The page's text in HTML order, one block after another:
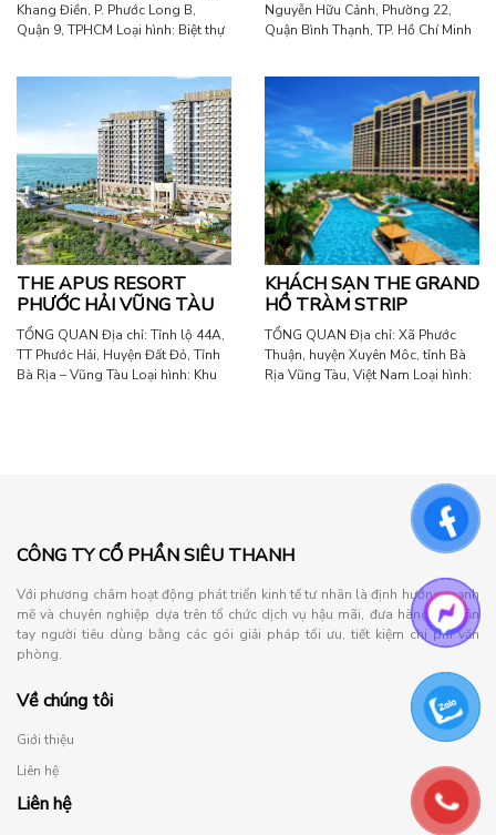
Khang Điền, P. Phước Long B,
Quận 9, TPHCM Loại hình: Biệt thự
Nguyễn Hữu Cảnh, Phường 22,
Quận Bình Thạnh, TP. Hồ Chí Minh
tích: 19.071 m2 Sản phẩm: Thang
máy KONE
THE APUS RESORT
PHƯỚC HẢI VŨNG TÀU
TỔNG QUAN Địa chỉ: Tỉnh lộ 44A,
TT Phước Hải, Huyện Đất Đỏ, Tỉnh
Bà Rịa – Vũng Tàu Loại hình: Khu
KHÁCH SẠN THE GRAND
HỒ TRÀM STRIP
TỔNG QUAN Địa chỉ: Xã Phước
Thuận, huyện Xuyên Môc, tỉnh Bà
Rịa Vũng Tàu, Việt Nam Loại hình:
CÔNG TY CỔ PHẦN SIÊU THANH
Với phương châm hoạt động phát triển kinh tế tư nhân là định hướng mạnh
mẽ và chuyên nghiệp dựa trên tổ chức dịch vụ hậu mãi, đưa hàng đến tận
tay người tiêu dùng bằng các gói giải pháp tối ưu, tiết kiệm chi phí văn
phòng.
Về chúng tôi
Giới thiệu
Liên hệ
Liên hệ